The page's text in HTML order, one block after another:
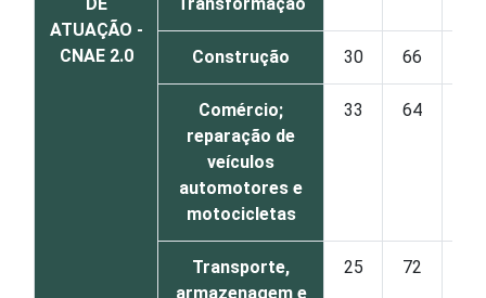
ATUAÇÃO -
CNAE 2.0
Construção 30 66
Comércio;
reparação de
veículos
automotores e
motocicletas
33 64
Transporte,
armazenagem e
25 72